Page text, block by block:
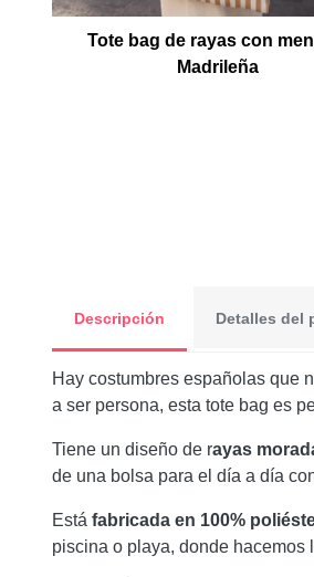
Tote bag de rayas con
Madrileña
Descripción Detalles del
Hay costumbres españolas que
a ser persona, esta tote bag es
Tiene un diseño de rayas
de una bolsa para el día a día
Está fabricada en 100%
piscina o playa, donde hacemos